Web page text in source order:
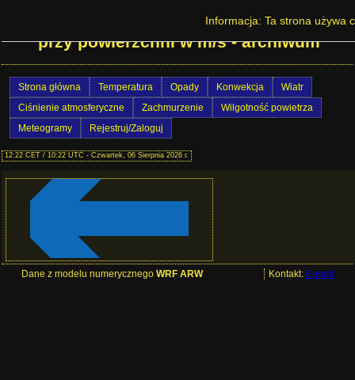
Prognoza pogody w Polsce - Porywy wiatru
przy powierzchni w m/s - archiwum
Strona główna Temperatura Opady Konwekcja
Wiatr
Ciśnienie atmosferyczne
Zachmurzenie
Wilgotność powietrza
Meteogramy
Rejestruj/Zaloguj
12:22 CET / 10:22 UTC - Czwartek, 06 Sierpnia 2026 r.
Dane z modelu numerycznego WRF ARW Kontakt: E-mail
Informacja: Ta strona używa